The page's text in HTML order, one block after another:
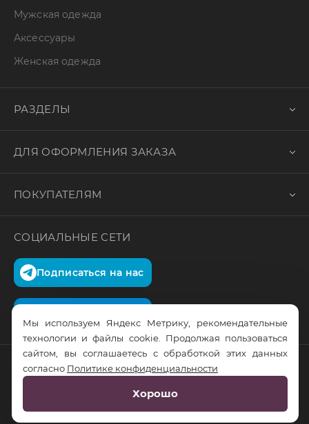
Мужская одежда
Аксессуары
Женская одежда
РАЗДЕЛЫ
ДЛЯ ОФОРМЛЕНИЯ ЗАКАЗА
ПОКУПАТЕЛЯМ
СОЦИАЛЬНЫЕ СЕТИ
Подписаться на нас
© RusTrus. 2011-2026. Все права защищены
RS Digital
Мы используем Яндекс Метрику, рекомендательные
технологии и файлы cookie. Продолжая пользоваться
сайтом, вы соглашаетесь с обработкой этих данных
согласно Политике конфиденциальности
Хорошо